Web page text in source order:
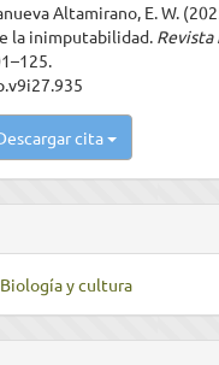
Altamirano, E. W.
la inimputabilidad. Revista
cita
y cultura